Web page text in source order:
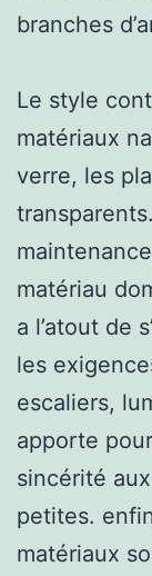
branches
Le style
matériaux
verre, les
matériau
a l’atout de
les
escaliers,
apporte
sincérité
petites.
matériaux